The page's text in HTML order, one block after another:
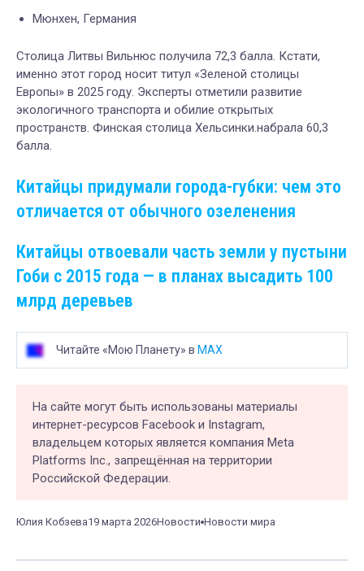
Мюнхен, Германия
Столица Литвы Вильнюс получила 72,3 балла. Кстати,
именно этот город носит титул «Зеленой столицы
Европы» в 2025 году. Эксперты отметили развитие
экологичного транспорта и обилие открытых
пространств. Финская столица Хельсинки.набрала 60,3
балла.
Китайцы придумали города-губки: чем это
отличается от обычного озеленения
Китайцы отвоевали часть земли у пустыни
Гоби с 2015 года — в планах высадить 100
млрд деревьев
Читайте «Мою Планету» в MAX
На сайте могут быть использованы материалы
интернет-ресурсов Facebook и Instagram,
владельцем которых является компания Meta
Platforms Inc., запрещённая на территории
Российской Федерации.
Юлия Кобзева19 марта 2026Новости Новости мира